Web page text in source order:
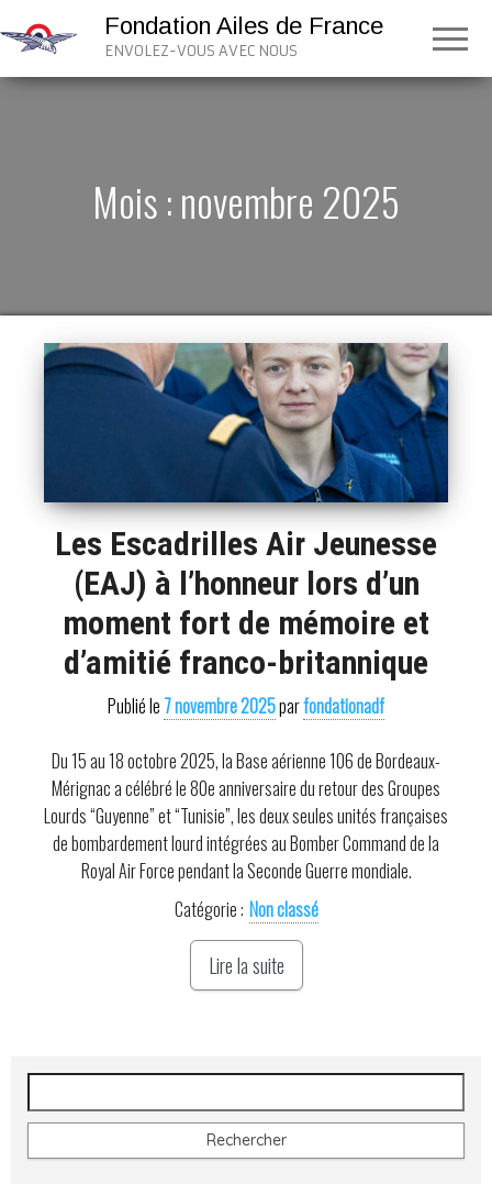
Fondation Ailes de France
ENVOLEZ-VOUS AVEC NOUS
Mois :novembre 2025
Les Escadrilles Air Jeunesse
(EAJ) à l’honneur lors d’un
moment fort de mémoire et
d’amitié franco-britannique
Publié le 7 novembre 2025parfondationadf
Du 15 au 18 octobre 2025, la Base aérienne 106 de Bordeaux-
Mérignac a célébré le 80e anniversaire du retour des Groupes
Lourds “Guyenne” et “Tunisie”, les deux seules unités françaises
de bombardement lourd intégrées au Bomber Command de la
Royal Air Force pendant la Seconde Guerre mondiale.
Catégorie : Non classé
Lire la suite